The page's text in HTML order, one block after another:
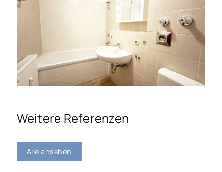
Weitere Referenzen
Alle ansehen